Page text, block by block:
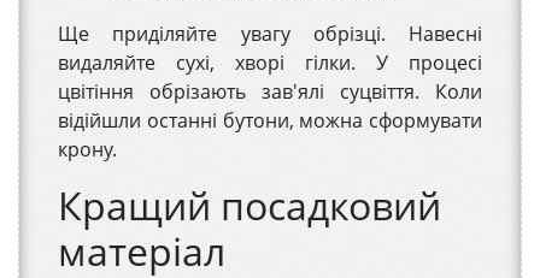
Ще приділяйте увагу обрізці. Навесні
видаляйте сухі, хворі гілки. У процесі
цвітіння обрізають зав'ялі суцвіття. Коли
відійшли останні бутони, можна сформувати
крону.
Кращий посадковий
матеріал